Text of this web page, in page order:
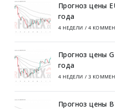
Прогноз цены
года
4 НЕДЕЛИ / 4
Прогноз цены
года
4 НЕДЕЛИ / 3
Прогноз цены